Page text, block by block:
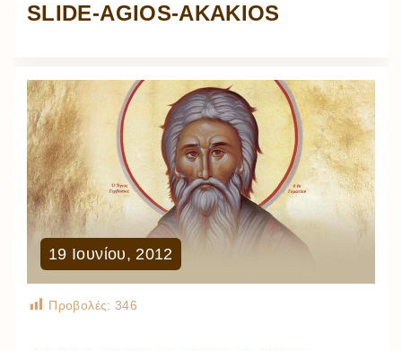
SLIDE-AGIOS-AKAKIOS
19 Ιουνίου, 2012
Προβολές: 346